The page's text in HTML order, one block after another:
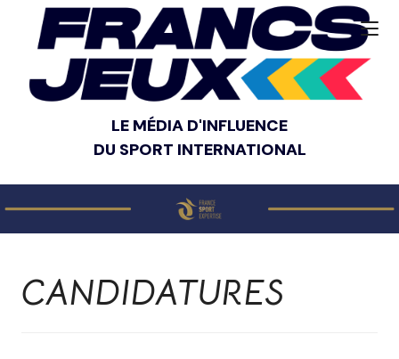
LE MÉDIA D'INFLUENCE
DU SPORT INTERNATIONAL
CANDIDATURES